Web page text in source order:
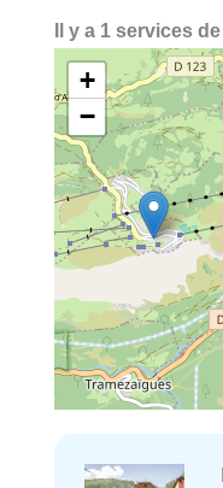
Il y a 1 services
+
−